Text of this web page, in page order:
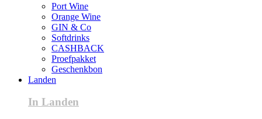
Port Wine
Orange Wine
GIN & Co
Softdrinks
CASHBACK
Proefpakket
Geschenkbon
Landen
In Landen